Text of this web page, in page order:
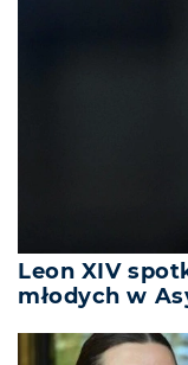
Leon XIV
młodych w